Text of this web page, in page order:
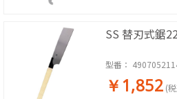
SS 替刃式鋸
型番：
￥1,852 (